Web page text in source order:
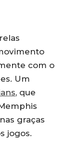
com o
Um
, que
graças
jogos.